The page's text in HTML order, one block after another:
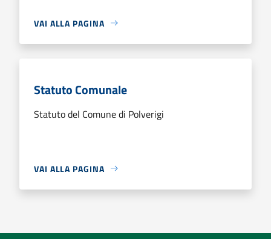
VAI ALLA PAGINA
Statuto Comunale
Statuto del Comune di Polverigi
VAI ALLA PAGINA